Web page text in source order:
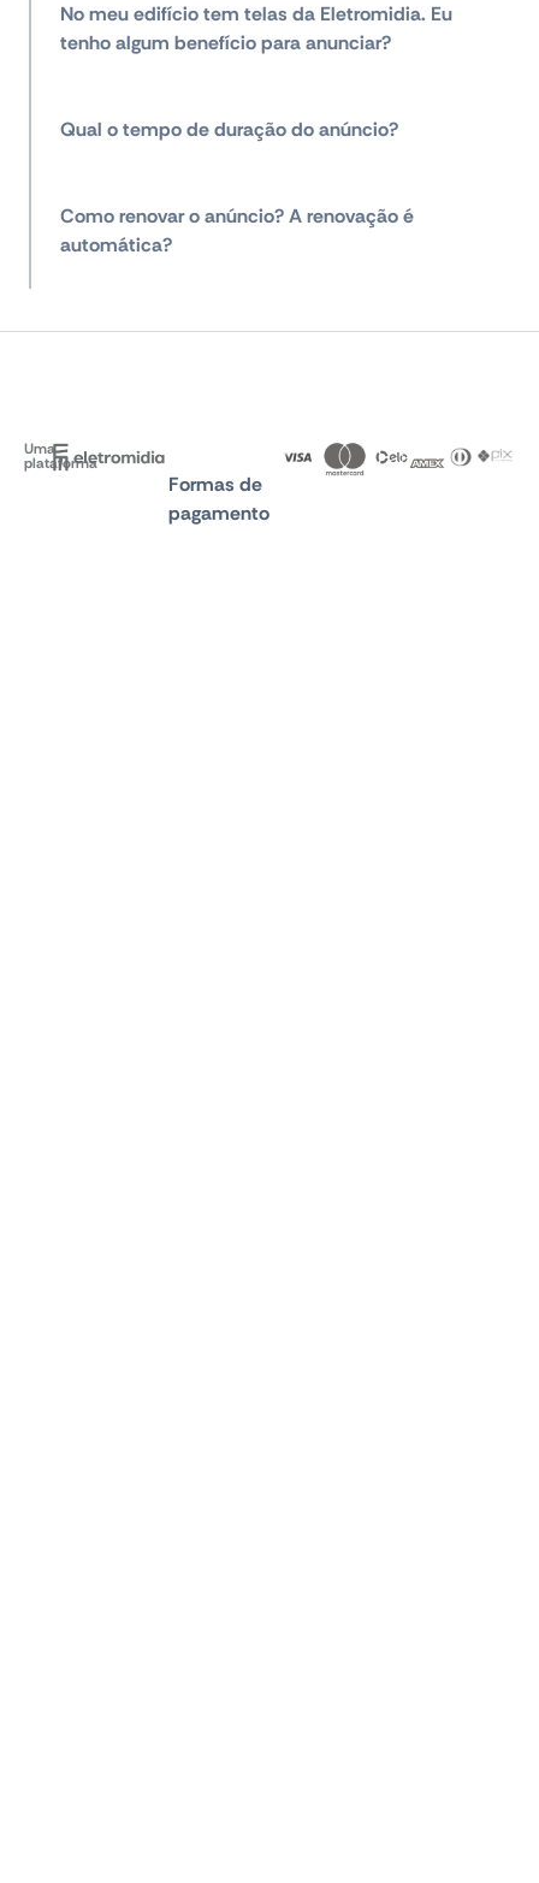
No meu edifício tem telas da Eletromidia. Eu
tenho algum benefício para anunciar?
Qual o tempo de duração do anúncio?
Como renovar o anúncio? A renovação é
automática?
Uma
plataforma
Formas de
pagamento